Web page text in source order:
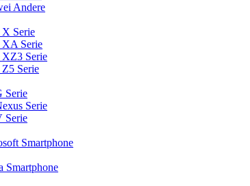
Andere
X Serie
XA Serie
XZ3 Serie
Z5 Serie
Serie
Serie
Serie
Smartphone
Smartphone